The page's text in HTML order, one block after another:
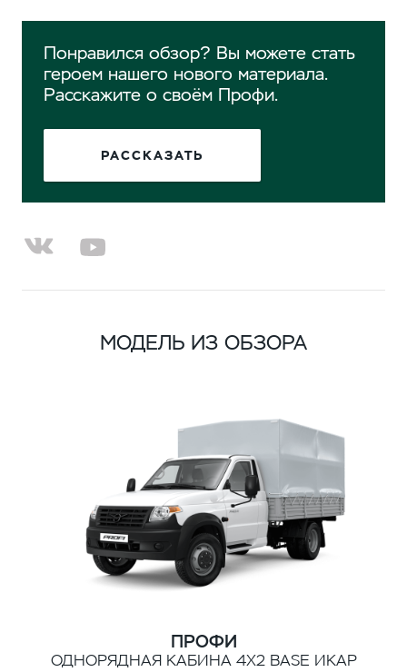
Понравился обзор? Вы можете стать
героем нашего нового материала.
Расскажите о своём Профи.
РАССКАЗАТЬ
МОДЕЛЬ ИЗ ОБЗОРА
ПРОФИ
ОДНОРЯДНАЯ КАБИНА 4Х2 BASE ИКАР